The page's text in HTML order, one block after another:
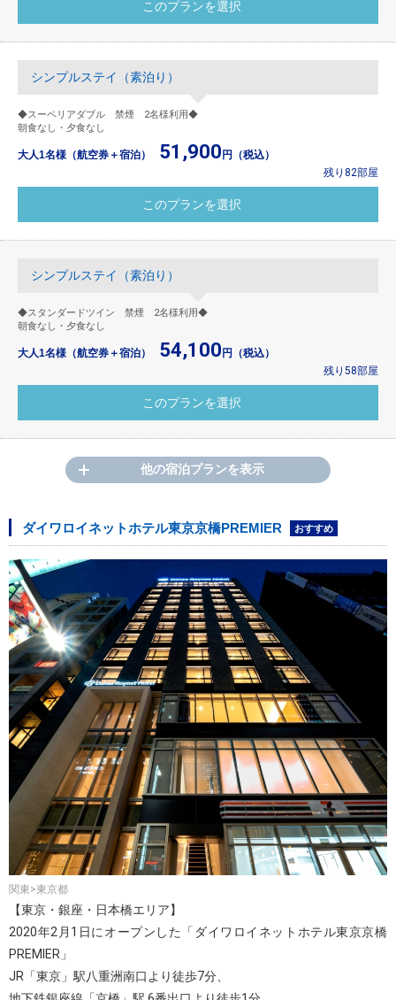
シンプルステイ（素泊り）
◆スーペリアダブル 禁煙 2名様利用◆
朝食なし・夕食なし
大人1名様（航空券＋宿泊） 51,900 円（税込）
残り82部屋
シンプルステイ（素泊り）
◆スタンダードツイン 禁煙 2名様利用◆
朝食なし・夕食なし
大人1名様（航空券＋宿泊） 54,100 円（税込）
残り58部屋
他の宿泊プランを表示
ダイワロイネットホテル東京京橋PREMIER おすすめ
関東>東京都
【東京・銀座・日本橋エリア】
2020年2月1日にオープンした「ダイワロイネットホテル東京京橋
PREMIER」
JR「東京」駅八重洲南口より徒歩7分、